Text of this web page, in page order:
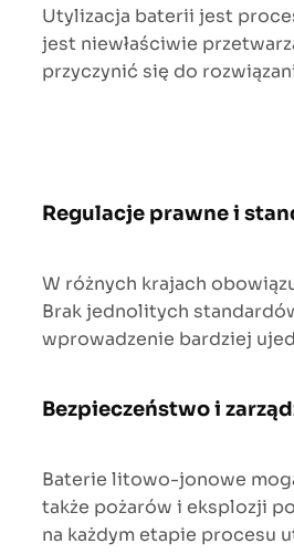
Utylizacja baterii jest
jest niewłaściwie
przyczynić się do
Regulacje prawne i
W różnych krajach
Brak jednolitych
wprowadzenie bardziej
Bezpieczeństwo i
Baterie litowo-jonowe
także pożarów i eksplozji
na każdym etapie procesu